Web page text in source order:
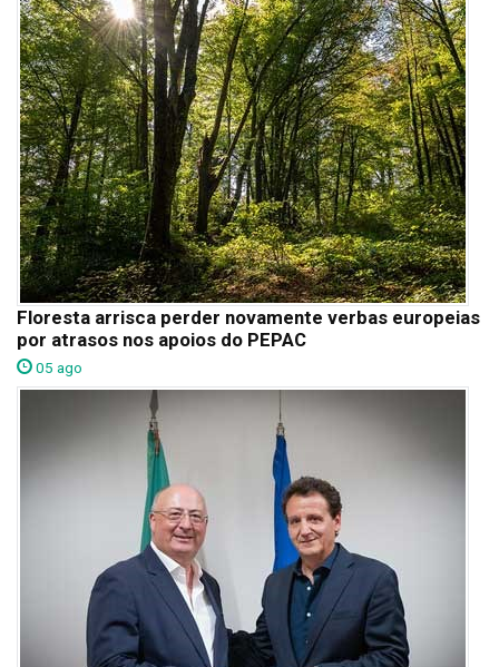
Floresta arrisca perder novamente verbas europeias
por atrasos nos apoios do PEPAC
05 ago